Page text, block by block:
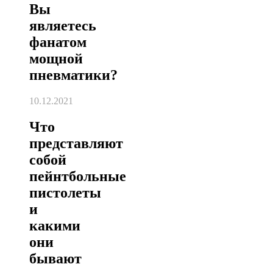
Вы
являетесь
фанатом
мощной
пневматики?
10.12.2021
Что
представляют
собой
пейнтбольные
пистолеты
и
какими
они
бывают